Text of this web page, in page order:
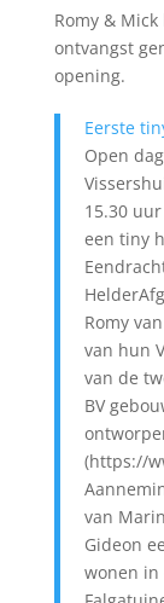
Romy &
ontvangst
opening.
Eerste
Open
15.30
een tiny
Romy
van hun
van de
BV
(https://
van
Gideon
wonen in